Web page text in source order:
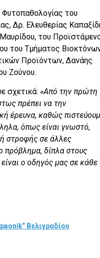
του
Δρ. Ελευθερίας
του
του Τμήματος
Προϊόντων, Δανάης
Ζούνου.
σχετικά: «Από την πρώτη
πρέπει να την
έρευνα, καθώς
όπως είναι γνωστό,
στροφής σε άλλες
πρόβλημα, δίπλα στους
ο οδηγός μας σε κάθε
Βελιγραδίου